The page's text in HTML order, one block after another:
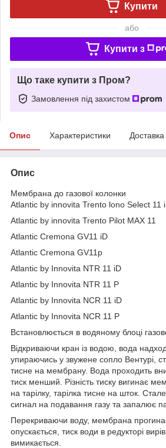
Купити
або
Купити з
Що таке купити з Пром?
Замовлення під захистом
Опис Характеристики Доставка
Опис
Мембрана до газової колонки
Atlantic by innovita Trento lono Select 11
Atlantic by innovita Trento Pilot MAX 11
Atlantic Cremona GV11 iD
Atlantic Cremona GV11p
Atlantic by Innovita NTR 11 iD
Atlantic by Innovita NTR 11 P
Atlantic by Innovita NCR 11 iD
Atlantic by Innovita NCR 11 P
Встановлюється в водяному блоці
Відкриваючи кран із водою, вода
упираючись у звужене сопло Вентурі,
тисне на мембрану. Вода проходить
тиск менший. Різність тиску вигинає
на тарілку, тарілка тисне на шток.
сигнал на подавання газу та запалює
Перекриваючи воду, мембрана
опускається, тиск води в редукторі
вимикається.